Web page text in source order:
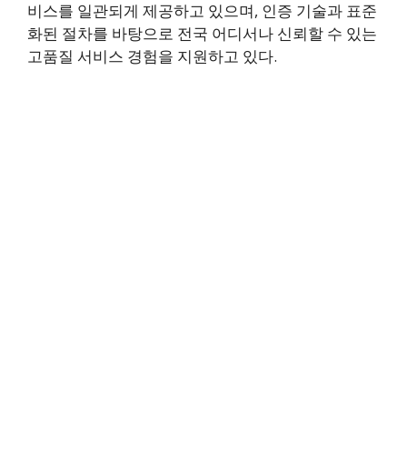
비스를 일관되게 제공하고 있으며, 인증 기술과 표준
화된 절차를 바탕으로 전국 어디서나 신뢰할 수 있는
고품질 서비스 경험을 지원하고 있다.